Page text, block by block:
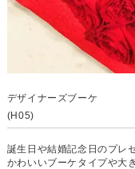
デザイナーズブーケ
(H05)
誕生日や結婚記念日のプレ
かわいいブーケタイプや大